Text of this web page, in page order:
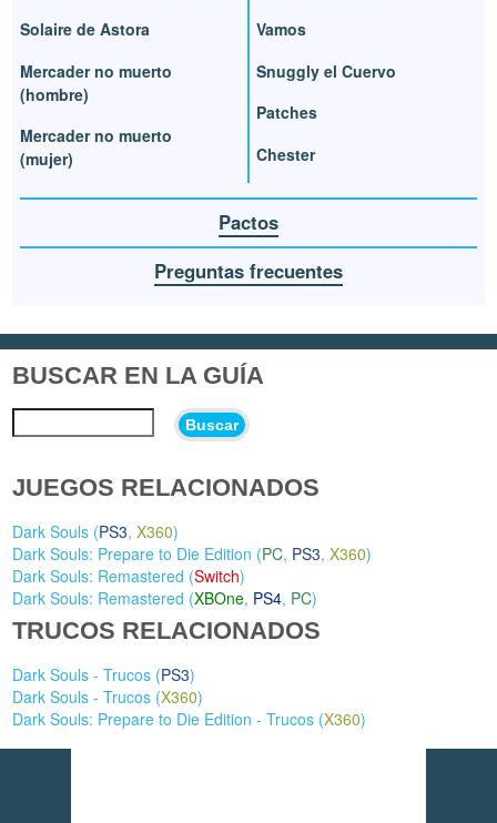
Solaire de Astora
Mercader no muerto
(hombre)
Mercader no muerto
(mujer)
Vamos
Snuggly el Cuervo
Patches
Chester
Pactos
Preguntas frecuentes
BUSCAR EN LA GUÍA
Buscar
JUEGOS RELACIONADOS
Dark Souls (PS3,X360)
Dark Souls: Prepare to Die Edition (PC, PS3,X360)
Dark Souls: Remastered (Switch)
Dark Souls: Remastered (XBOne, PS4, PC)
TRUCOS RELACIONADOS
Dark Souls - Trucos (PS3)
Dark Souls - Trucos (X360)
Dark Souls: Prepare to Die Edition - Trucos (X360)